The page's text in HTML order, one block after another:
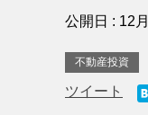
公開日 : 12
不動産投資
ツイート